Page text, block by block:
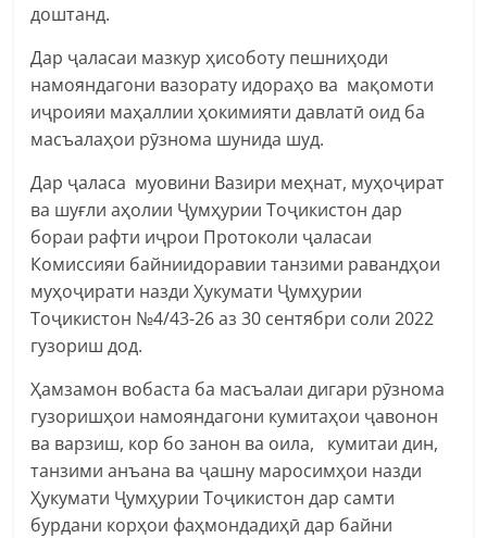
доштанд.
Дар ҷаласаи мазкур ҳисоботу пешниҳоди
намояндагони вазорату идораҳо ва мақомоти
иҷроияи маҳаллии ҳокимияти давлатӣ оид ба
масъалаҳои рӯзнома шунида шуд.
Дар ҷаласа муовини Вазири меҳнат, муҳоҷират
ва шуғли аҳолии Ҷумҳурии Тоҷикистон дар
бораи рафти иҷрои Протоколи ҷаласаи
Комиссияи байниидоравии танзими равандҳои
муҳоҷирати назди Ҳукумати Ҷумҳурии
Тоҷикистон №4/43-26 аз 30 сентябри соли 2022
гузориш дод.
Ҳамзамон вобаста ба масъалаи дигари рӯзнома
гузоришҳои намояндагони кумитаҳои ҷавонон
ва варзиш, кор бо занон ва оила, кумитаи дин,
танзими анъана ва ҷашну маросимҳои назди
Ҳукумати Ҷумҳурии Тоҷикистон дар самти
бурдани корҳои фаҳмондадиҳӣ дар байни